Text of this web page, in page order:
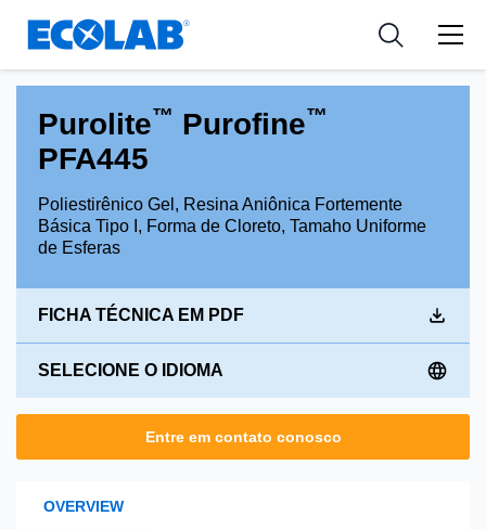
Resources
Aplicações
Medical Devices and Diagnostics
Empresa
Tipo de Produto
Purolite™ Purofine™
PFA445
Poliestirênico Gel, Resina Aniônica Fortemente
Básica Tipo I, Forma de Cloreto, Tamaho Uniforme
de Esferas
FICHA TÉCNICA EM PDF
SELECIONE O IDIOMA
Entre em contato conosco
OVERVIEW